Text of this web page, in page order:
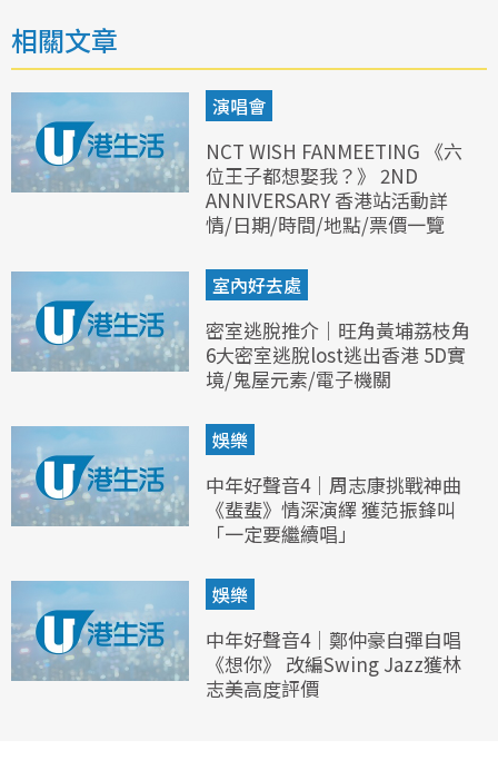
相關文章
演唱會
NCT WISH FANMEETING 《六
位王子都想娶我？》 2ND
ANNIVERSARY 香港站活動詳
情/日期/時間/地點/票價一覽
室內好去處
密室逃脫推介｜旺角黃埔荔枝角
6大密室逃脫lost逃出香港 5D實
境/鬼屋元素/電子機關
娛樂
中年好聲音4｜周志康挑戰神曲
《蜚蜚》情深演繹 獲范振鋒叫
「一定要繼續唱」
娛樂
中年好聲音4｜鄭仲豪自彈自唱
《想你》 改編Swing Jazz獲林
志美高度評價